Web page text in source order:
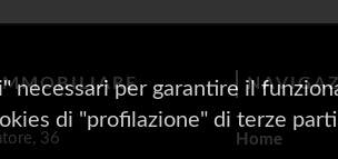
36
Home
necessari per garantire il
di "profilazione" di terze